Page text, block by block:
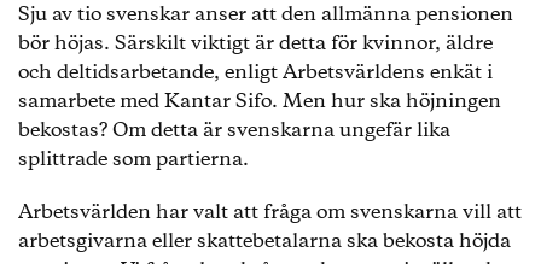
Sju av tio svenskar anser att den allmänna pensionen
bör höjas. Särskilt viktigt är detta för kvinnor, äldre
och deltidsarbetande, enligt Arbetsvärldens enkät i
samarbete med Kantar Sifo. Men hur ska höjningen
bekostas? Om detta är svenskarna ungefär lika
splittrade som partierna.
Arbetsvärlden har valt att fråga om svenskarna vill att
arbetsgivarna eller skattebetalarna ska bekosta höjda